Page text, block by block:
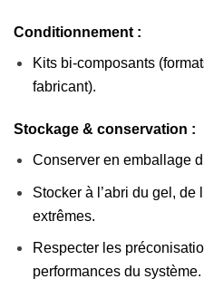
Conditionnement :
Kits bi-composants
fabricant).
Stockage & conservation :
Conserver en emballage
Stocker à l’abri du gel, de
extrêmes.
Respecter les
performances du système.